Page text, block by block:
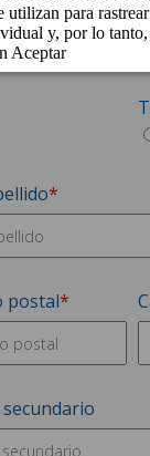
Alta
postal